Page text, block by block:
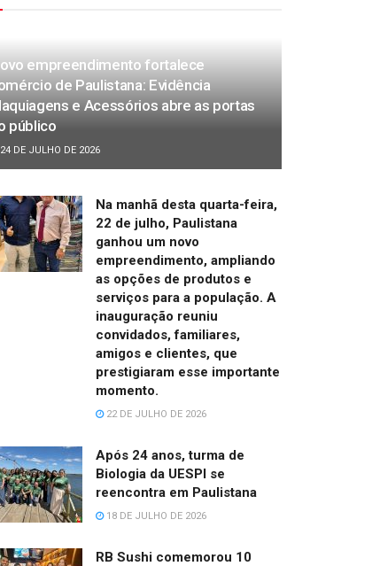
empreendimento fortalece
de Paulistana: Evidência
e Acessórios abre as portas
público
DE JULHO DE 2026
Na manhã desta quarta-feira,
22 de julho, Paulistana
ganhou um novo
empreendimento, ampliando
as opções de produtos e
serviços para a população. A
inauguração reuniu
convidados, familiares,
amigos e clientes, que
prestigiaram esse importante
momento.
22 DE JULHO DE 2026
Após 24 anos, turma de
Biologia da UESPI se
reencontra em Paulistana
18 DE JULHO DE 2026
RB Sushi comemorou 10